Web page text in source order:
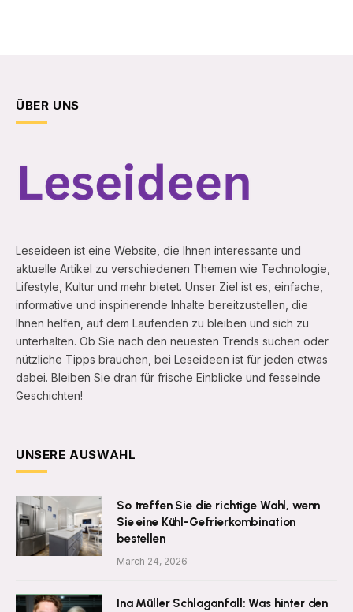
ÜBER UNS
Leseideen ist eine Website, die Ihnen interessante und
aktuelle Artikel zu verschiedenen Themen wie Technologie,
Lifestyle, Kultur und mehr bietet. Unser Ziel ist es, einfache,
informative und inspirierende Inhalte bereitzustellen, die
Ihnen helfen, auf dem Laufenden zu bleiben und sich zu
unterhalten. Ob Sie nach den neuesten Trends suchen oder
nützliche Tipps brauchen, bei Leseideen ist für jeden etwas
dabei. Bleiben Sie dran für frische Einblicke und fesselnde
Geschichten!
UNSERE AUSWAHL
So treffen Sie die richtige Wahl, wenn
Sie eine Kühl-Gefrierkombination
bestellen
March 24, 2026
Ina Müller Schlaganfall: Was hinter den